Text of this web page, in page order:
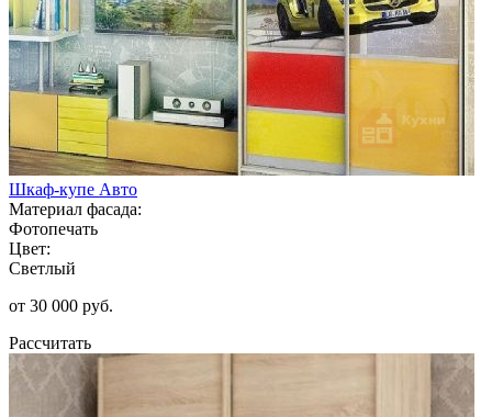
Шкаф-купе Авто
Материал фасада:
Фотопечать
Цвет:
Светлый
от 30 000 руб.
Рассчитать